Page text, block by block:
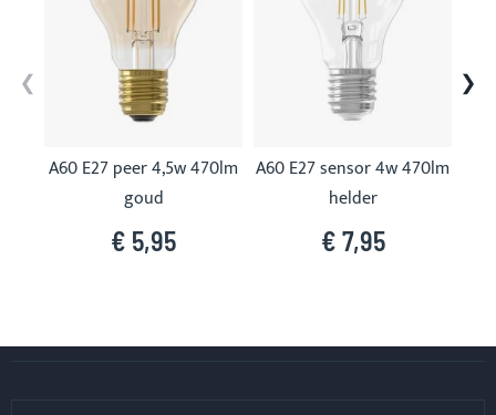
A60 E27 peer 4,5w 470lm
goud
€ 5,95
A60 E27 sensor 4w 470lm
helder
€ 7,95